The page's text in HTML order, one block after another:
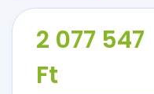
2 077 547
Ft